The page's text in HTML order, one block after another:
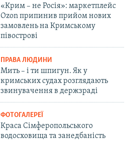
«Крим – не Росія»: маркетплейс
Ozon припинив прийом нових
замовлень на Кримському
півострові
ПРАВА ЛЮДИНИ
Мить – і ти шпигун. Як у
кримських судах розглядають
звинувачення в держзраді
ФОТОГАЛЕРЕЇ
Краса Сімферопольського
водосховища та занедбаність